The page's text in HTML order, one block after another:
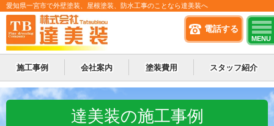
電話する
MENU
愛知県一宮市で外壁塗装、屋根塗装、防水工事のことなら達美装へ
施工事例 会社案内 塗装費用 スタッフ紹介
達美装の施工事例